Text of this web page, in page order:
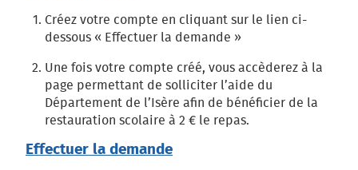
Créez votre compte en cliquant sur le lien ci-
dessous « Effectuer la demande »
Une fois votre compte créé, vous accèderez à la
page permettant de solliciter l’aide du
Département de l’Isère afin de bénéficier de la
restauration scolaire à 2 € le repas.
Effectuer la demande